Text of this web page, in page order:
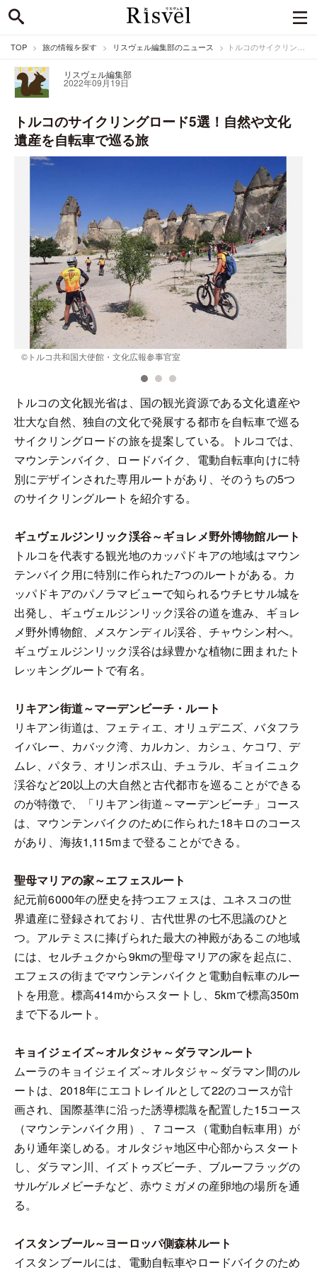
TOP 旅の情報を探す リスヴェル編集部のニュース トルコのサイクリングロード5選！自然や文化遺産を自転車で巡る旅
リスヴェル編集部
2022年09月19日
トルコのサイクリングロード5選！自然や文化
遺産を自転車で巡る旅
©︎トルコ共和国大使館・文化広報参事官室
トルコの文化観光省は、国の観光資源である文化遺産や
壮大な自然、独自の文化で発展する都市を自転車で巡る
サイクリングロードの旅を提案している。トルコでは、
マウンテンバイク、ロードバイク、電動自転車向けに特
別にデザインされた専用ルートがあり、そのうちの5つ
のサイクリングルートを紹介する。
ギュヴェルジンリック渓谷～ギョレメ野外博物館ルート
トルコを代表する観光地のカッパドキアの地域はマウン
テンバイク用に特別に作られた7つのルートがある。カ
ッパドキアのパノラマビューで知られるウチヒサル城を
出発し、ギュヴェルジンリック渓谷の道を進み、ギョレ
メ野外博物館、メスケンディル渓谷、チャウシン村へ。
ギュヴェルジンリック渓谷は緑豊かな植物に囲まれたト
レッキングルートで有名。
リキアン街道～マーデンビーチ・ルート
リキアン街道は、フェティエ、オリュデニズ、バタフラ
イバレー、カバック湾、カルカン、カシュ、ケコワ、デ
ムレ、パタラ、オリンポス山、チュラル、ギョイニュク
渓谷など20以上の大自然と古代都市を巡ることができる
のが特徴で、「リキアン街道～マーデンビーチ」コース
は、マウンテンバイクのために作られた18キロのコース
があり、海抜1,115mまで登ることができる。
聖母マリアの家～エフェスルート
紀元前6000年の歴史を持つエフェスは、ユネスコの世
界遺産に登録されており、古代世界の七不思議のひと
つ。アルテミスに捧げられた最大の神殿があるこの地域
には、セルチュクから9kmの聖母マリアの家を起点に、
エフェスの街までマウンテンバイクと電動自転車のルー
トを用意。標高414mからスタートし、5kmで標高350m
まで下るルート。
キョイジェイズ～オルタジャ～ダラマンルート
ムーラのキョイジェイズ～オルタジャ～ダラマン間のル
ートは、2018年にエコトレイルとして22のコースが計
画され、国際基準に沿った誘導標識を配置した15コース
（マウンテンバイク用）、７コース（電動自転車用）が
あり通年楽しめる。オルタジャ地区中心部からスタート
し、ダラマン川、イズトゥズビーチ、ブルーフラッグの
サルゲルメビーチなど、赤ウミガメの産卵地の場所を通
る。
イスタンブール～ヨーロッパ側森林ルート
イスタンブールには、電動自転車やロードバイクのため